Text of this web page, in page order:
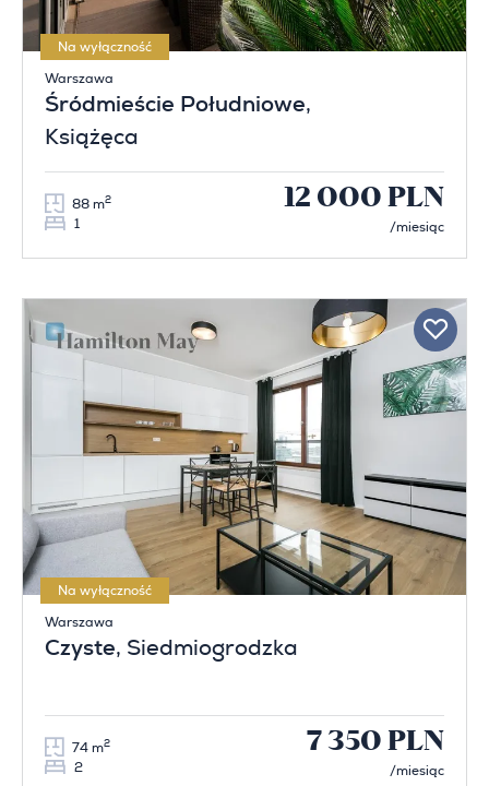
Na wyłączność
Warszawa
Śródmieście Południowe,
Książęca
88 m2
1
12 000 PLN
/miesiąc
Na wyłączność
Warszawa
Czyste, Siedmiogrodzka
74 m2
2
7 350 PLN
/miesiąc